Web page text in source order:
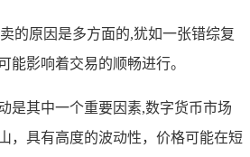
的原因是多方面的,犹如一张错综复
能影响着交易的顺畅进行。
是其中一个重要因素,数字货币市场
，具有高度的波动性，价格可能在短